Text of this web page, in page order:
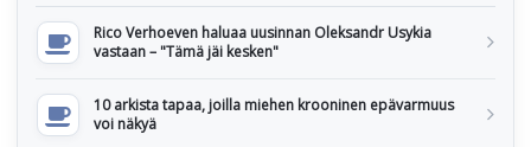
Rico Verhoeven haluaa uusinnan Oleksandr Usykia
vastaan – "Tämä jäi kesken"
10 arkista tapaa, joilla miehen krooninen epävarmuus
voi näkyä